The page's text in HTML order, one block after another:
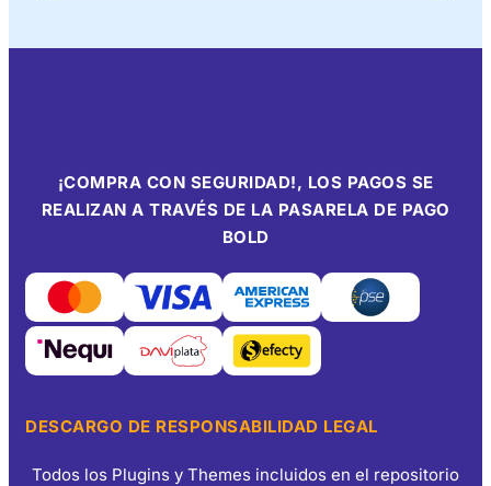
¡COMPRA CON SEGURIDAD!, LOS PAGOS SE
REALIZAN A TRAVÉS DE LA PASARELA DE PAGO
BOLD
DESCARGO DE RESPONSABILIDAD LEGAL
Todos los Plugins y Themes incluidos en el repositorio